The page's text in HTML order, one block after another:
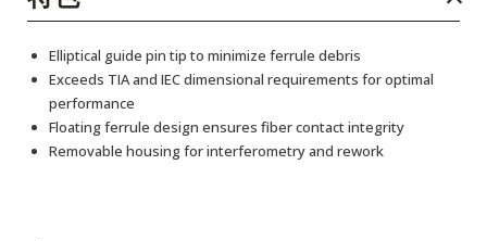
Elliptical guide pin tip to minimize ferrule debris
Exceeds TIA and IEC dimensional requirements for optimal
performance
Floating ferrule design ensures fiber contact integrity
Removable housing for interferometry and rework